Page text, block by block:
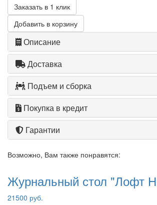
Заказать в 1 клик
Добавить в корзину
Описание
Доставка
Подъем и сборка
Покупка в кредит
Гарантии
Возможно, Вам также понравятся:
Журнальный стол "Лофт
21500 руб.